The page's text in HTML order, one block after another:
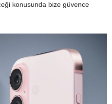
konusunda bize güvence